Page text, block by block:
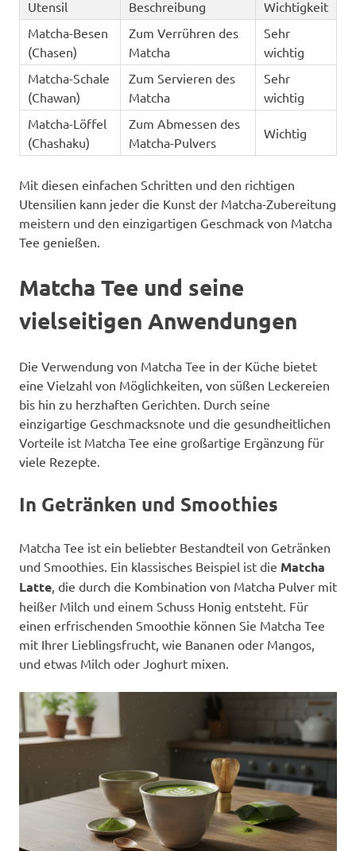
Utensil Beschreibung
Wichtigkeit
Matcha-Besen
(Chasen)
Zum Verrühren des
Matcha
Sehr
wichtig
Matcha-Schale
(Chawan)
Zum Servieren des
Matcha
Sehr
wichtig
Matcha-Löffel
(Chashaku)
Zum Abmessen des
Matcha-Pulvers
Wichtig
Mit diesen einfachen Schritten und den richtigen
Utensilien kann jeder die Kunst der Matcha-Zubereitung
meistern und den einzigartigen Geschmack von Matcha
Tee genießen.
Matcha Tee und seine
vielseitigen Anwendungen
Die Verwendung von Matcha Tee in der Küche bietet
eine Vielzahl von Möglichkeiten, von süßen Leckereien
bis hin zu herzhaften Gerichten. Durch seine
einzigartige Geschmacksnote und die gesundheitlichen
Vorteile ist Matcha Tee eine großartige Ergänzung für
viele Rezepte.
In Getränken und Smoothies
Matcha Tee ist ein beliebter Bestandteil von Getränken
und Smoothies. Ein klassisches Beispiel ist die Matcha
Latte, die durch die Kombination von Matcha Pulver mit
heißer Milch und einem Schuss Honig entsteht. Für
einen erfrischenden Smoothie können Sie Matcha Tee
mit Ihrer Lieblingsfrucht, wie Bananen oder Mangos,
und etwas Milch oder Joghurt mixen.